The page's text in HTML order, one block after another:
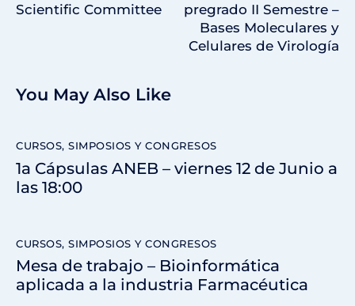
Scientific Committee
pregrado II Semestre –
Bases Moleculares y
Celulares de Virología
You May Also Like
CURSOS, SIMPOSIOS Y CONGRESOS
1a Cápsulas ANEB – viernes 12 de Junio a
las 18:00
CURSOS, SIMPOSIOS Y CONGRESOS
Mesa de trabajo – Bioinformática
aplicada a la industria Farmacéutica